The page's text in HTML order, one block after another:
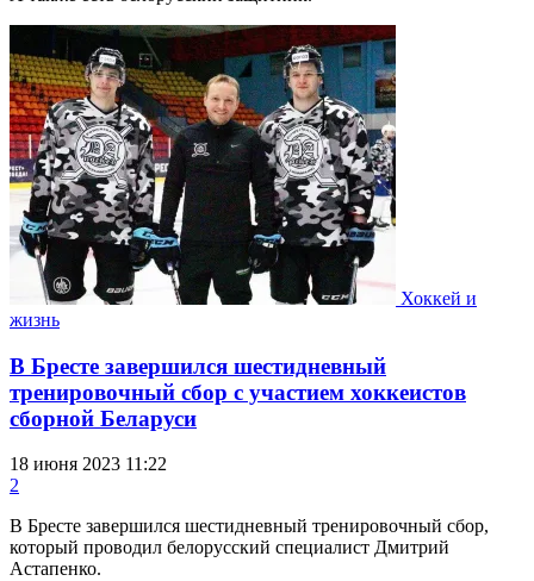
Хоккей и
жизнь
В Бресте завершился шестидневный
тренировочный сбор с участием хоккеистов
сборной Беларуси
18 июня 2023 11:22
2
В Бресте завершился шестидневный тренировочный сбор,
который проводил белорусский специалист Дмитрий
Астапенко.